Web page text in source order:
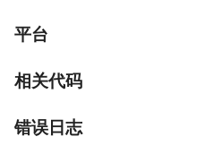
平台
相关代码
错误日志